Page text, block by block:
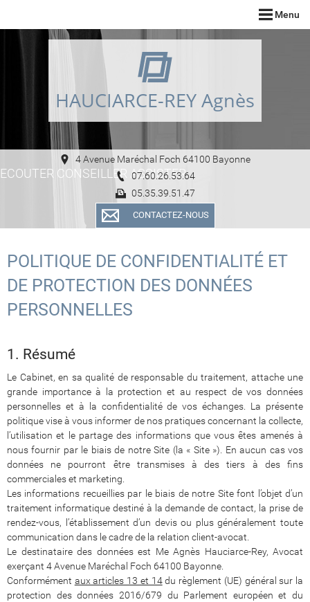
Menu
HAUCIARCE-REY Agnès
4 Avenue Maréchal Foch 64100 Bayonne
07.60.26.53.64
05.35.39.51.47
CONTACTEZ-NOUS
ECOUTER CONSEILLER ASSISTER
POLITIQUE DE CONFIDENTIALITÉ ET
DE PROTECTION DES DONNÉES
PERSONNELLES
1. Résumé
Le Cabinet, en sa qualité de responsable du traitement, attache une
grande importance à la protection et au respect de vos données
personnelles et à la confidentialité de vos échanges. La présente
politique vise à vous informer de nos pratiques concernant la collecte,
l’utilisation et le partage des informations que vous êtes amenés à
nous fournir par le biais de notre Site (la « Site »). En aucun cas vos
données ne pourront être transmises à des tiers à des fins
commerciales et marketing.
Les informations recueillies par le biais de notre Site font l’objet d’un
traitement informatique destiné à la demande de contact, la prise de
rendez-vous, l’établissement d’un devis ou plus généralement toute
communication dans le cadre de la relation client-avocat.
Le destinataire des données est Me Agnès Hauciarce-Rey, Avocat
exerçant 4 Avenue Maréchal Foch 64100 Bayonne.
Conformément aux articles 13 et 14du règlement (UE) général sur la
protection des données 2016/679 du Parlement européen et du